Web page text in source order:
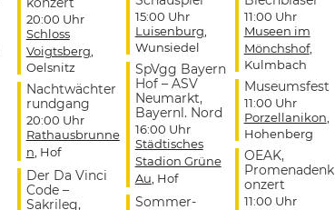
20:00 Uhr
Schloss
Voigtsberg
Oelsnitz
Nachtwächter
rundgang
20:00 Uhr
Rathausbrunne
n , Hof
Der Da Vinci
Code –
Sakrileg,
15:00 Uhr
Luisenburg
Wunsiedel
SpVgg Bayern
Hof – ASV
Neumarkt,
Bayernl. Nord
16:00 Uhr
Städtisches
Stadion Grüne
Au , Hof
Sommer-
11:00 Uhr
Museen im
Mönchshof,
Kulmbach
Museumsfest
11:00 Uhr
Porzellanikon
Hohenberg
OEAK,
Promenadenk
onzert
11:00 Uhr